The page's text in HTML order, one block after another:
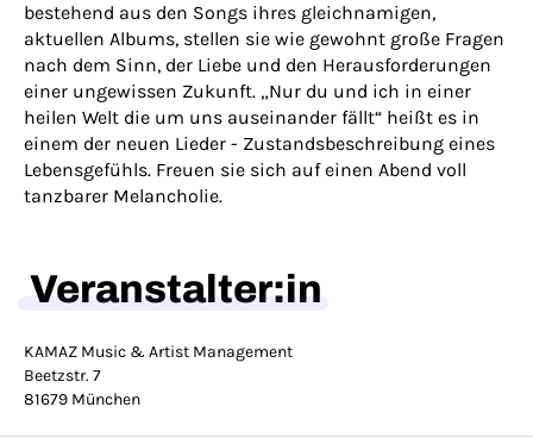
bestehend aus den Songs ihres gleichnamigen,
aktuellen Albums, stellen sie wie gewohnt große Fragen
nach dem Sinn, der Liebe und den Herausforderungen
einer ungewissen Zukunft. „Nur du und ich in einer
heilen Welt die um uns auseinander fällt“ heißt es in
einem der neuen Lieder - Zustandsbeschreibung eines
Lebensgefühls. Freuen sie sich auf einen Abend voll
tanzbarer Melancholie.
Veranstalter:in
KAMAZ Music & Artist Management
Beetzstr. 7
81679 München